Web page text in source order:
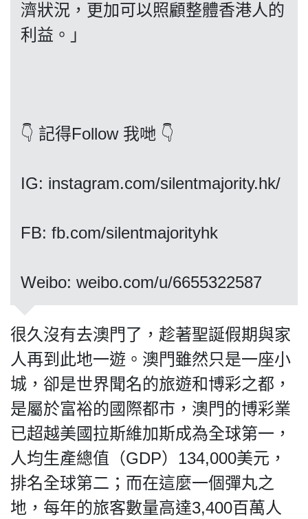
系列
聯絡我們
私
濟狀況，更加可以照顧整體香港人的
利益。」
👇 記得Follow 我哋 👇
IG: instagram.com/silentmajority.hk/
FB: fb.com/silentmajorityhk
Weibo: weibo.com/u/6655322587
很久沒有去澳門了，趁著聖誕假期與家
人再到此地一遊。澳門雖然只是一座小
城，卻是世界聞名的旅遊和博彩之都，
是屬於富裕的國際都市，澳門的博彩業
已超越美國拉斯維加斯成為全球第一，
人均生產總值（GDP）134,000美元，
排名全球第二；而在這麼一個彈丸之
地，每年的旅客數量高達3,400百萬人